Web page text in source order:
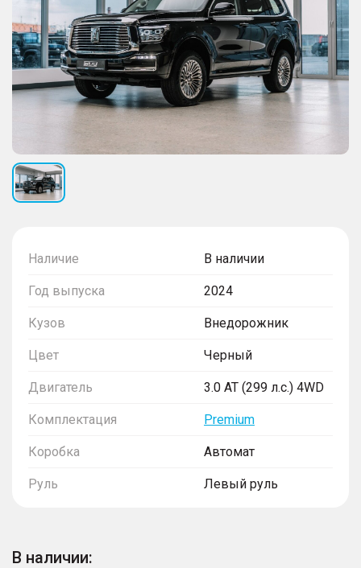
Наличие В наличии
Год выпуска 2024
Кузов Внедорожник
Цвет Черный
Двигатель 3.0 AT (299 л.с.) 4WD
Комплектация Premium
Коробка Автомат
Руль Левый руль
В наличии: